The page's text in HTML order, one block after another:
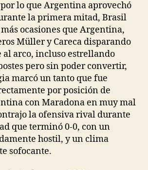
por lo que Argentina aprovechó
la primera mitad, Brasil
ocasiones que Argentina,
Müller y Careca disparando
arco, incluso estrellando
pero sin poder convertir,
marcó un tanto que fue
por posición de
con Maradona en muy mal
la ofensiva rival durante
que terminó 0-0, con un
hostil, y un clima
sofocante.